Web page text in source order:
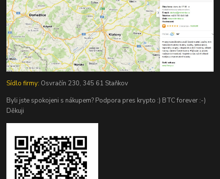
Sídlo firmy: Osvračín 230, 345 61 Staňkov
Byli jste spokojeni s nákupem? Podpora pres krypto :) BTC forever :-)
Děkuji